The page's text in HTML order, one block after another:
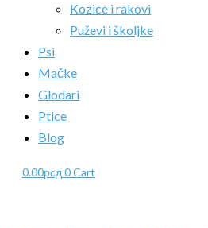
Kozice i rakovi
Puževi i školjke
Psi
Mačke
Glodari
Ptice
Blog
0.00рсд 0Cart